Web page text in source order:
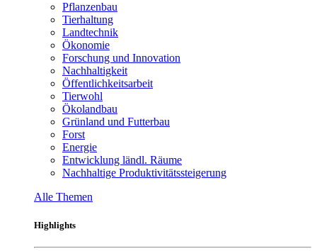
Pflanzenbau
Tierhaltung
Landtechnik
Ökonomie
Forschung und Innovation
Nachhaltigkeit
Öffentlichkeitsarbeit
Tierwohl
Ökolandbau
Grünland und Futterbau
Forst
Energie
Entwicklung ländl. Räume
Nachhaltige Produktivitätssteigerung
Alle Themen
Highlights